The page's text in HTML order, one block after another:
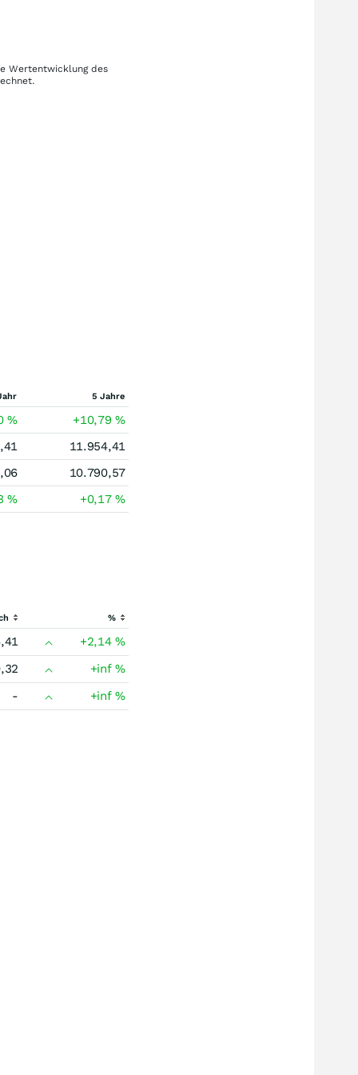
Wertentwicklung des
5 Jahre
% +10,79%
11.954,41
10.790,57
% +0,17%
%
+2,14%
+inf%
- +inf%